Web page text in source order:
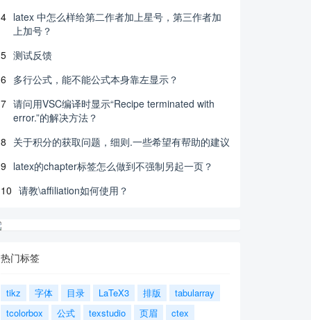
4 latex 中怎么样给第二作者加上星号，第三作者加
上加号？
5 测试反馈
6 多行公式，能不能公式本身靠左显示？
7 请问用VSC编译时显示“Recipe terminated with
error.”的解决方法？
8 关于积分的获取问题，细则.一些希望有帮助的建议
9 latex的chapter标签怎么做到不强制另起一页？
10 请教\affiliation如何使用？
热门标签
tikz 字体 目录 LaTeX3 排版
tabularray
tcolorbox
公式 texstudio 页眉
ctex